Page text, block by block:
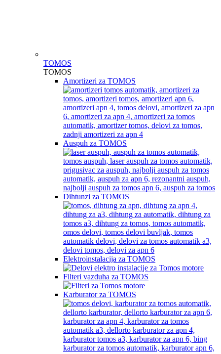
TOMOS
TOMOS
Amortizeri za TOMOS
Auspuh za TOMOS
Dihtunzi za TOMOS
Elektroinstalacija za TOMOS
Filteri vazduha za TOMOS
Karburator za TOMOS